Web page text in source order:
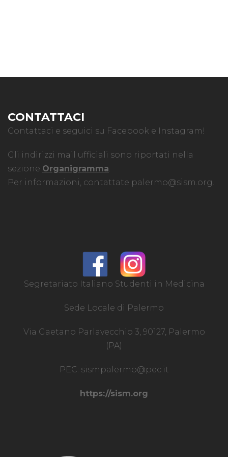
CONTATTACI
Contattaci e seguici su Facebook e Instagram!
Gli indirizzi mail ufficiali sono riportati nella
sezione Organigramma.
Per informazioni, contattate palermo@sism.org.
Segretariato Italiano Studenti in Medicina
Sede Locale di Palermo
Via Gaetano Parlavecchio 3, 90127, Palermo
(PA)
PEC: sismpalermo@pec.it
https://sism.org